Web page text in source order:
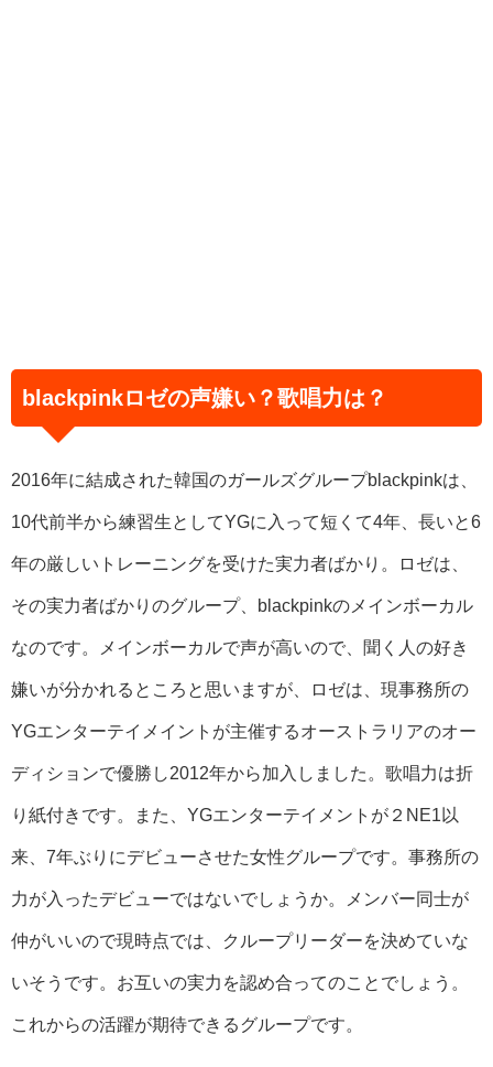
blackpinkロゼの声嫌い？歌唱力は？
2016年に結成された韓国のガールズグループblackpinkは、
10代前半から練習生としてYGに入って短くて4年、長いと6
年の厳しいトレーニングを受けた実力者ばかり。ロゼは、
その実力者ばかりのグループ、blackpinkのメインボーカル
なのです。メインボーカルで声が高いので、聞く人の好き
嫌いが分かれるところと思いますが、ロゼは、現事務所の
YGエンターテイメイントが主催するオーストラリアのオー
ディションで優勝し2012年から加入しました。歌唱力は折
り紙付きです。また、YGエンターテイメントが２NE1以
来、7年ぶりにデビューさせた女性グループです。事務所の
力が入ったデビューではないでしょうか。メンバー同士が
仲がいいので現時点では、クループリーダーを決めていな
いそうです。お互いの実力を認め合ってのことでしょう。
これからの活躍が期待できるグループです。